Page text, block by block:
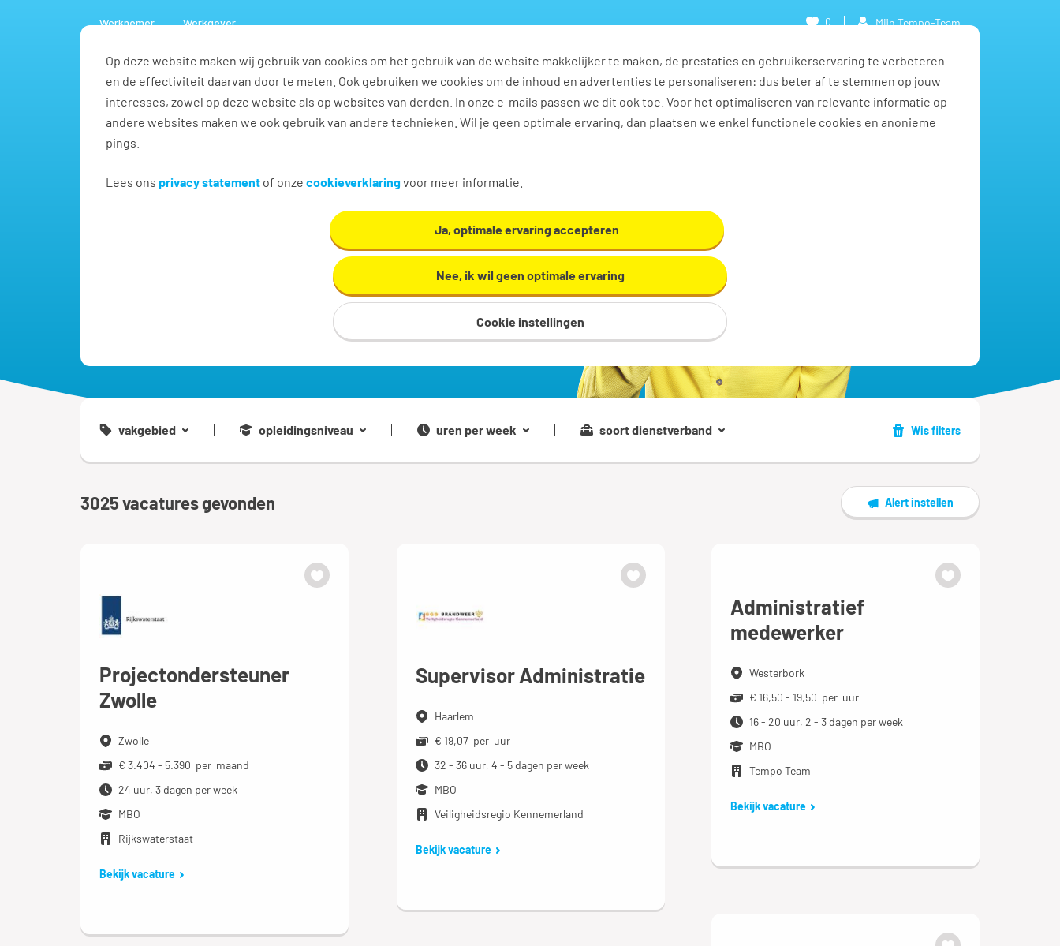
Op deze website maken wij gebruik van cookies om het gebruik van de website makkelijker te maken, de prestaties en gebruikerservaring te verbeteren
en de effectiviteit daarvan door te meten. Ook gebruiken we cookies om de inhoud en advertenties te personaliseren: dus beter af te stemmen op jouw
interesses, zowel op deze website als op websites van derden. In onze e-mails passen we dit ook toe. Voor het optimaliseren van relevante informatie op
andere websites maken we ook gebruik van andere technieken. Wil je geen optimale ervaring, dan plaatsen we enkel functionele cookies en anonieme
pings.
Lees ons privacy statement of onze cookieverklaringvoor meer informatie.
Ja, optimale ervaring accepteren
Nee, ik wil geen optimale ervaring
Cookie instellingen
Werknemer Werkgever
Vacatures Ontwikkel jezelf Werkplezier Contact
0 Mijn Tempo-Team
Vind jouw volgende baan
vakgebied opleidingsniveau uren per week soort dienstverband Wis filters
3025vacatures gevonden Alert instellen
Projectondersteuner
Zwolle
Zwolle
€ 3.404 - 5.390 per maand
24 uur, 3 dagen per week
MBO
Rijkswaterstaat
Bekijk vacature
Supervisor Administratie
Haarlem
€ 19,07 per uur
32 - 36 uur, 4 - 5 dagen per week
MBO
Veiligheidsregio Kennemerland
Bekijk vacature
Administratief
medewerker
Westerbork
€ 16,50 - 19,50 per uur
16 - 20 uur, 2 - 3 dagen per week
MBO
Tempo Team
Bekijk vacature